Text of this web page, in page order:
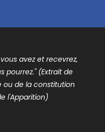
avez et recevrez,
pourrez." (Extrait de
ou de la constitution
l'Apparition)